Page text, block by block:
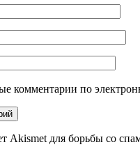
комментарии по
Akismet для борьбы со